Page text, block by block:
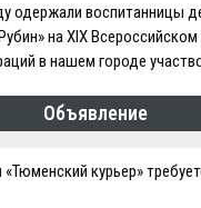
одержали воспитанницы
на XIX Всероссийском
в нашем городе
Объявление
курьер»